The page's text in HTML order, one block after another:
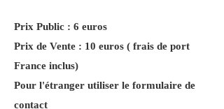
Prix Public : 6 euros
Prix de Vente : 10 euros ( frais de port
France inclus)
Pour l'étranger utiliser le formulaire de
contact